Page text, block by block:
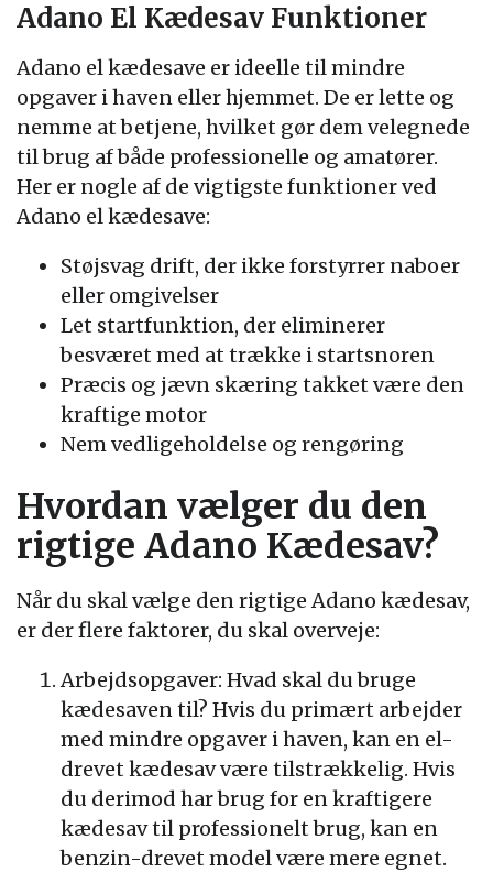
Adano El Kædesav Funktioner
Adano el kædesave er ideelle til mindre
opgaver i haven eller hjemmet. De er lette og
nemme at betjene, hvilket gør dem velegnede
til brug af både professionelle og amatører.
Her er nogle af de vigtigste funktioner ved
Adano el kædesave:
Støjsvag drift, der ikke forstyrrer naboer
eller omgivelser
Let startfunktion, der eliminerer
besværet med at trække i startsnoren
Præcis og jævn skæring takket være den
kraftige motor
Nem vedligeholdelse og rengøring
Hvordan vælger du den
rigtige Adano Kædesav?
Når du skal vælge den rigtige Adano kædesav,
er der flere faktorer, du skal overveje:
Arbejdsopgaver: Hvad skal du bruge
kædesaven til? Hvis du primært arbejder
med mindre opgaver i haven, kan en el-
drevet kædesav være tilstrækkelig. Hvis
du derimod har brug for en kraftigere
kædesav til professionelt brug, kan en
benzin-drevet model være mere egnet.